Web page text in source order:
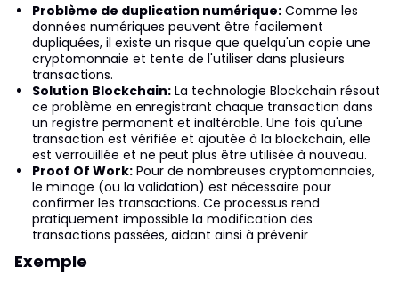
Problème de duplication numérique: Comme les
données numériques peuvent être facilement
dupliquées, il existe un risque que quelqu'un copie une
cryptomonnaie et tente de l'utiliser dans plusieurs
transactions.
Solution Blockchain: La technologie Blockchain résout
ce problème en enregistrant chaque transaction dans
un registre permanent et inaltérable. Une fois qu'une
transaction est vérifiée et ajoutée à la blockchain, elle
est verrouillée et ne peut plus être utilisée à nouveau.
Proof Of Work: Pour de nombreuses cryptomonnaies,
le minage (ou la validation) est nécessaire pour
confirmer les transactions. Ce processus rend
pratiquement impossible la modification des
transactions passées, aidant ainsi à prévenir
Exemple